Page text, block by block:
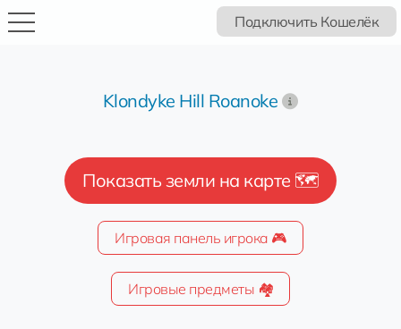
Подключить Кошелёк
Klondyke Hill Roanoke
Показать земли на карте 🗺️
Игровая панель игрока 🎮
Игровые предметы 🏘️